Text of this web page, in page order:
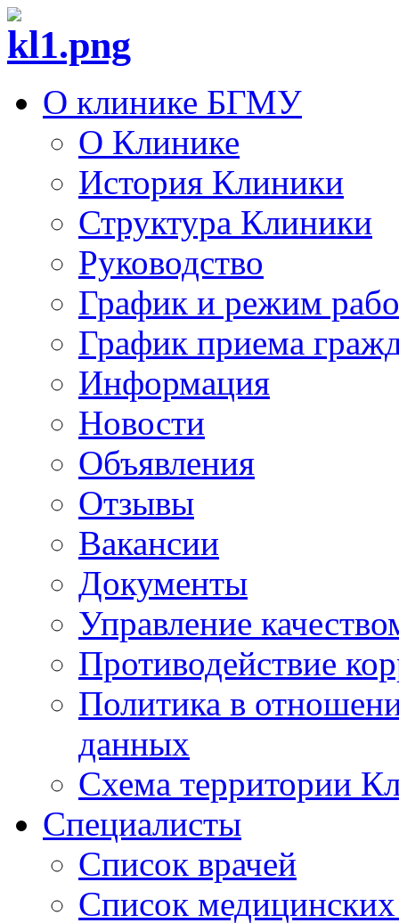
О клинике БГМУ
О Клинике
История Клиники
Структура Клиники
Руководство
График и режим
График приема
Информация
Новости
Объявления
Отзывы
Вакансии
Документы
Управление
Противодействие
Политика в
данных
Схема территории
Специалисты
Список врачей
Список медицинских